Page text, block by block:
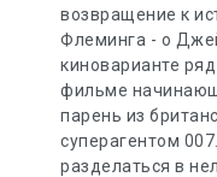
возвращение к
Флеминга - о
киноварианте
фильме
парень из
суперагентом
разделаться в